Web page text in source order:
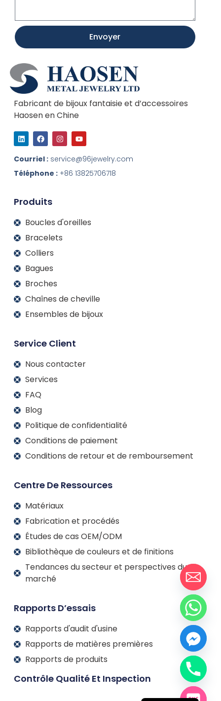
Envoyer
Fabricant de bijoux fantaisie et d’accessoires
Haosen en Chine
L
i
n
k
e
d
I
F
a
c
e
b
o
o
I
n
s
t
a
g
Y
o
u
t
u
b
e
Courriel : service@96jewelry.com
Téléphone : +86 13825706718
Produits
Boucles d'oreilles
Bracelets
Colliers
Bagues
Broches
Chaînes de cheville
Ensembles de bijoux
Service Client
Nous contacter
Services
FAQ
Blog
Politique de confidentialité
Conditions de paiement
Conditions de retour et de remboursement
Centre De Ressources
Matériaux
Fabrication et procédés
Études de cas OEM/ODM
Bibliothèque de couleurs et de finitions
Tendances du secteur et perspectives du
marché
Rapports D’essais
Rapports d'audit d'usine
Rapports de matières premières
Rapports de produits
Contrôle Qualité Et Inspection
English
Español